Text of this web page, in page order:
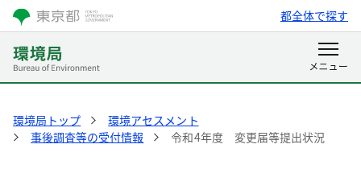
都全体で探す
環境局トップ
環境アセスメント
事後調査等の受付情報
令和4年度 変更届等提出状況